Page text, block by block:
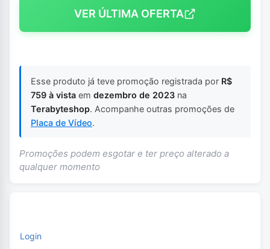
VER ÚLTIMA OFERTA
Esse produto já teve promoção registrada por R$
759 à vista em dezembro de 2023 na
Terabyteshop. Acompanhe outras promoções de
Placa de Vídeo.
Promoções podem esgotar e ter preço alterado a
qualquer momento
Login